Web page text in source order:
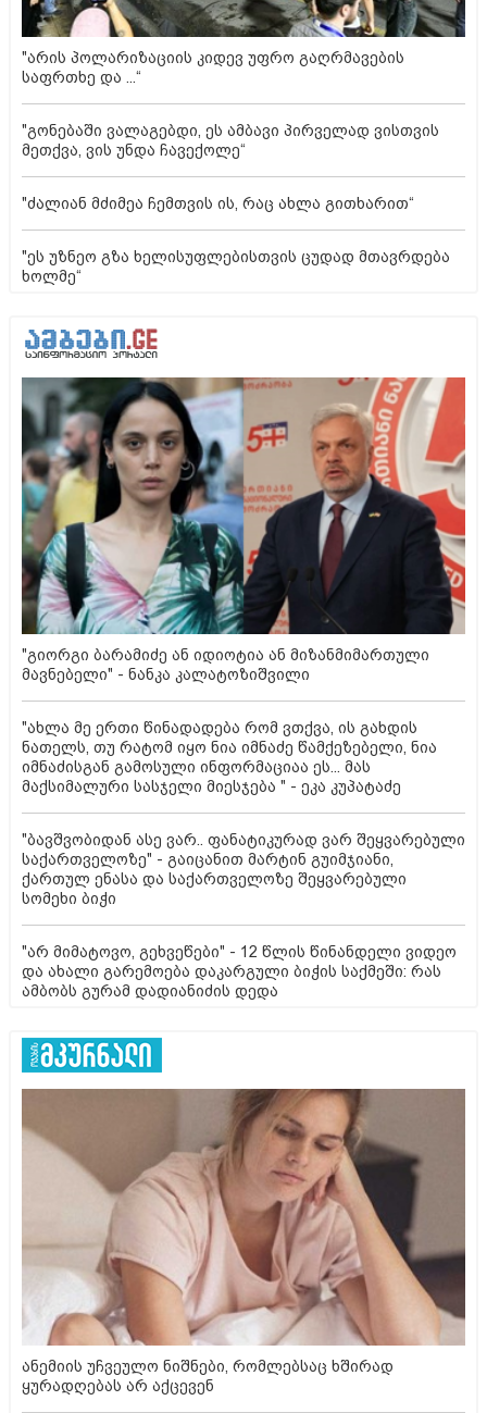
"არის პოლარიზაციის კიდევ უფრო გაღრმავების
საფრთხე და ...“
"გონებაში ვალაგებდი, ეს ამბავი პირველად ვისთვის
მეთქვა, ვის უნდა ჩავექოლე“
"ძალიან მძიმეა ჩემთვის ის, რაც ახლა გითხარით“
"ეს უზნეო გზა ხელისუფლებისთვის ცუდად მთავრდება
ხოლმე“
"გიორგი ბარამიძე ან იდიოტია ან მიზანმიმართული
მავნებელი" - ნანკა კალატოზიშვილი
"ახლა მე ერთი წინადადება რომ ვთქვა, ის გახდის
ნათელს, თუ რატომ იყო ნია იმნაძე წამქეზებელი, ნია
იმნაძისგან გამოსული ინფორმაციაა ეს... მას
მაქსიმალური სასჯელი მიესჯება " - ეკა კუპატაძე
"ბავშვობიდან ასე ვარ.. ფანატიკურად ვარ შეყვარებული
საქართველოზე" - გაიცანით მარტინ გუიმჯიანი,
ქართულ ენასა და საქართველოზე შეყვარებული
სომეხი ბიჭი
"არ მიმატოვო, გეხვეწები" - 12 წლის წინანდელი ვიდეო
და ახალი გარემოება დაკარგული ბიჭის საქმეში: რას
ამბობს გურამ დადიანიძის დედა
ანემიის უჩვეულო ნიშნები, რომლებსაც ხშირად
ყურადღებას არ აქცევენ